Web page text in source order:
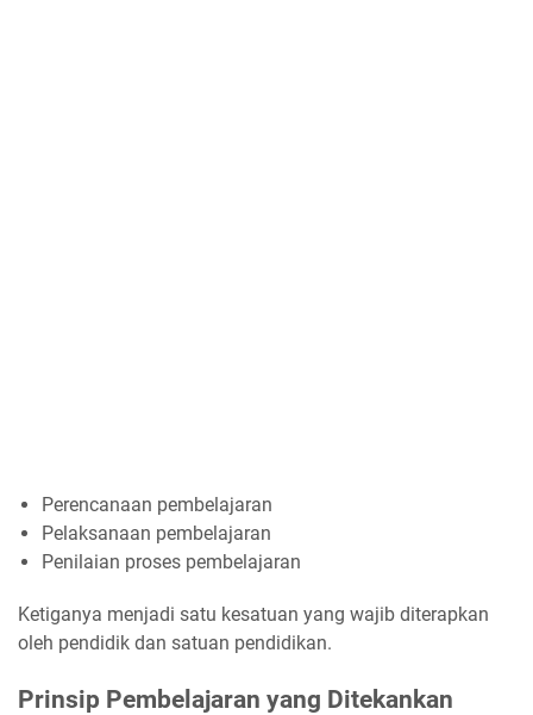
Perencanaan pembelajaran
Pelaksanaan pembelajaran
Penilaian proses pembelajaran
Ketiganya menjadi satu kesatuan yang wajib diterapkan
oleh pendidik dan satuan pendidikan.
Prinsip Pembelajaran yang Ditekankan